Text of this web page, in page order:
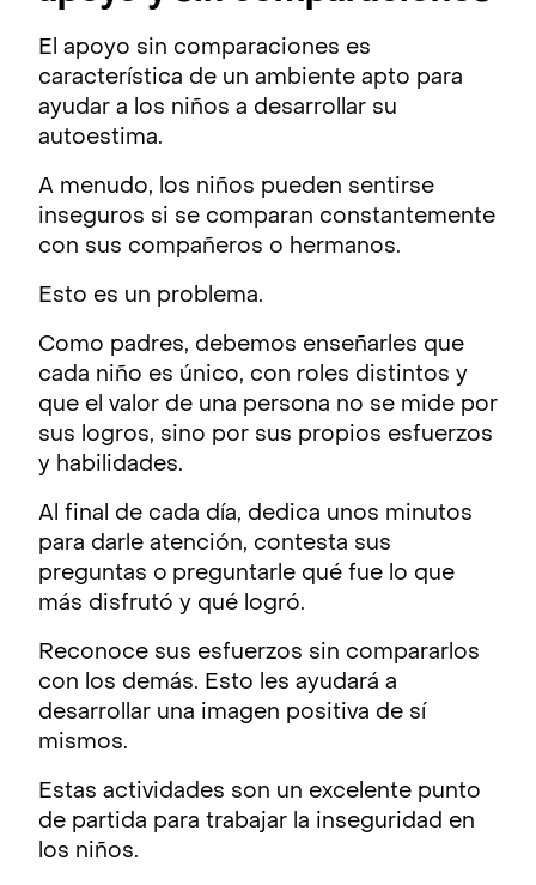
El apoyo sin comparaciones es
característica de un ambiente apto para
ayudar a los niños a desarrollar su
autoestima.
A menudo, los niños pueden sentirse
inseguros si se comparan constantemente
con sus compañeros o hermanos.
Esto es un problema.
Como padres, debemos enseñarles que
cada niño es único, con roles distintos y
que el valor de una persona no se mide por
sus logros, sino por sus propios esfuerzos
y habilidades.
Al final de cada día, dedica unos minutos
para darle atención, contesta sus
preguntas o preguntarle qué fue lo que
más disfrutó y qué logró.
Reconoce sus esfuerzos sin compararlos
con los demás. Esto les ayudará a
desarrollar una imagen positiva de sí
mismos.
Estas actividades son un excelente punto
de partida para trabajar la inseguridad en
los niños.